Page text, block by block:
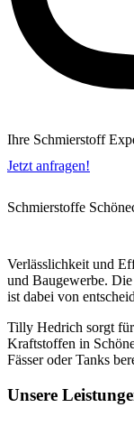
Ihre Schmierstoff
Jetzt anfragen!
Schmierstoffe
Verlässlichkeit und
und Baugewerbe.
ist dabei von
Tilly Hedrich sorgt
Kraftstoffen in
Fässer oder Tanks
Unsere